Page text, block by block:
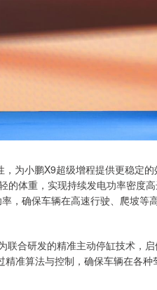
，为小鹏X9超级增程提供更稳定
的体重，实现持续发电功率密度
，确保车辆在高速行驶、爬坡等
联合研发的精准主动停缸技术，
准算法与控制，确保车辆在各种